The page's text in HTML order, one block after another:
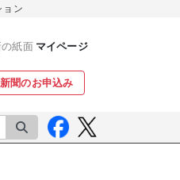
ン
紙面 マイページ
新聞のお申込み
検索